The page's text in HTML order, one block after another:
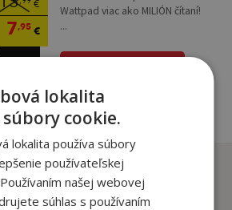
€
7,95€
Wattpad viac ako MILIÓN čítaní!
...
ktorí si kúpili
si tiež kúpili
lokalita
cookie.
lokalita používa súbory
používateľskej
našej webovej
súhlas s používaním